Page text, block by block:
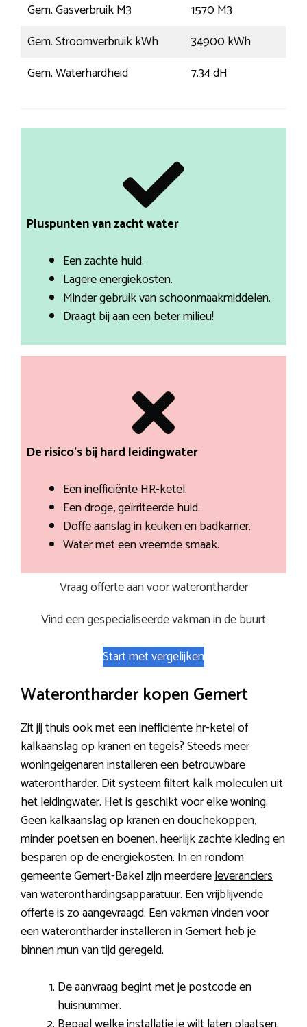
Gem. Gasverbruik M3
1570 M3
Gem. Stroomverbruik kWh
34900 kWh
Gem. Waterhardheid
7.34 dH
Pluspunten van zacht water
Een zachte huid.
Lagere energiekosten.
Minder gebruik van schoonmaakmiddelen.
Draagt bij aan een beter milieu!
De risico’s bij hard leidingwater
Een inefficiënte HR-ketel.
Een droge, geïrriteerde huid.
Doffe aanslag in keuken en badkamer.
Water met een vreemde smaak.
Vraag offerte aan voor waterontharder
Vind een gespecialiseerde vakman in de buurt
Start met vergelijken
Waterontharder kopen Gemert
Zit jij thuis ook met een inefficiënte hr-ketel of
kalkaanslag op kranen en tegels? Steeds meer
woningeigenaren installeren een betrouwbare
waterontharder. Dit systeem filtert kalk moleculen uit
het leidingwater. Het is geschikt voor elke woning.
Geen kalkaanslag op kranen en douchekoppen,
minder poetsen en boenen, heerlijk zachte kleding en
besparen op de energiekosten. In en rondom
gemeente Gemert-Bakel zijn meerdereleveranciers
van wateronthardingsapparatuur. Een vrijblijvende
offerte is zo aangevraagd. Een vakman vinden voor
een waterontharder installeren in Gemert heb je
binnen mun van tijd geregeld.
De aanvraag begint met je postcode en
huisnummer.